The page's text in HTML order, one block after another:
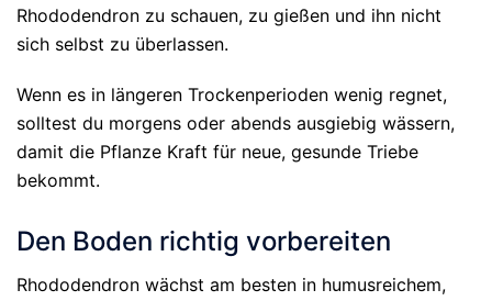
Rhododendron zu schauen, zu gießen und ihn nicht
sich selbst zu überlassen.
Wenn es in längeren Trockenperioden wenig regnet,
solltest du morgens oder abends ausgiebig wässern,
damit die Pflanze Kraft für neue, gesunde Triebe
bekommt.
Den Boden richtig vorbereiten
Rhododendron wächst am besten in humusreichem,